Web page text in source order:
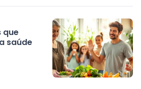
que
saúde